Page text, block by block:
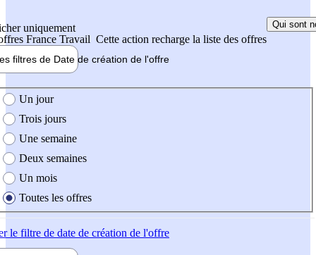
uniquement
France Travail Cette action recharge la liste des offres
Qui sont
filtres de Date de création de l'offre
création de l'offre
Un jour
Trois jours
Une semaine
Deux semaines
Un mois
Toutes les offres
le filtre de date de création de l'offre